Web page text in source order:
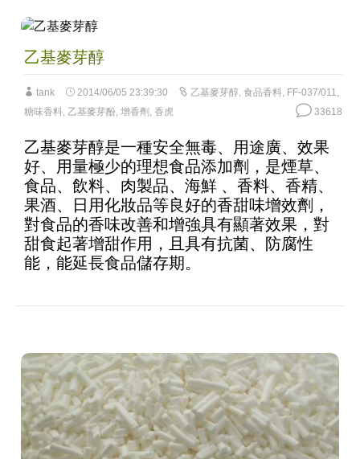
乙基麥芽醇
tank 2014/06/05 23:39:30 乙基麥芽醇, 食品香料, FF-037/011,
糖味香料, 乙基麥芽酚, 增香劑 , 香虎 33618
乙基麥芽醇是一種安全無毒、用途廣、效果
好、用量極少的理想食品添加劑，是煙草、
食品、飲料、肉製品、海鮮 、香料、香精、
果酒、日用化妝品等良好的香甜味增效劑，
對食品的香味改善和增強具有顯著效果，對
甜食起著增甜作用，且具有抗菌、防腐性
能，能延長食品儲存期。